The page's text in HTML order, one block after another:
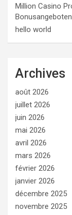
Million Casino
Bonusangeboten
hello world
Archives
août 2026
juillet 2026
juin 2026
mai 2026
avril 2026
mars 2026
février 2026
janvier 2026
décembre 2025
novembre 2025